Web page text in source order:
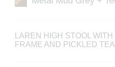
LAREN HIGH STOOL WITH
FRAME AND PICKLED